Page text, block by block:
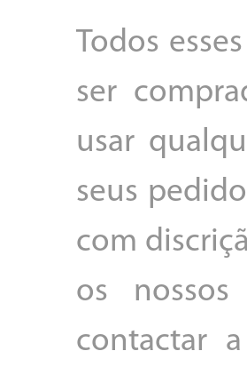
Todos
ser
usar
seus
com
os
contactar